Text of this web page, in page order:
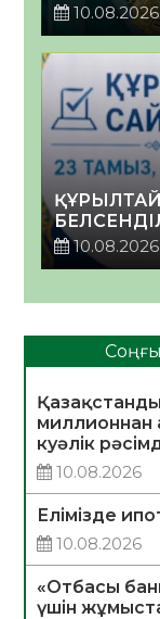
10.08.2026
10.08.2026
Соңғы
миллионнан
куәлік
10.08.2026
Елімізде
10.08.2026
«Отбасы
үшін